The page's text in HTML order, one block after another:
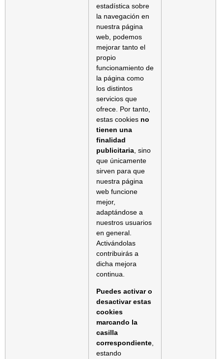
estadística sobre
la navegación en
nuestra página
web, podemos
mejorar tanto el
propio
funcionamiento de
la página como
los distintos
servicios que
ofrece. Por tanto,
estas cookies no
tienen una
finalidad
publicitaria , sino
que únicamente
sirven para que
nuestra página
web funcione
mejor,
adaptándose a
nuestros usuarios
en general.
Activándolas
contribuirás a
dicha mejora
continua.
Puedes activar o
desactivar estas
cookies
marcando la
casilla
correspondiente,
estando